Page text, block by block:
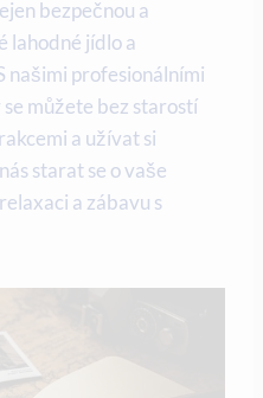
bezpečnou a
lahodné jídlo a
našimi profesionálními
můžete ⁣bez starostí
a ‌užívat ‌si
starat se⁤ o vaše
a ⁢zábavu s